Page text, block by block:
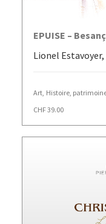
EPUISE –
Lionel
Art, Histoire,
CHF39.00